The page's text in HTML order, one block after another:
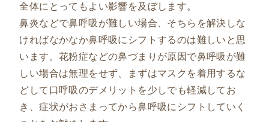
全体にとってもよい影響を及ぼします。
鼻炎などで鼻呼吸が難しい場合、そちらを解決しな
ければなかなか鼻呼吸にシフトするのは難しいと思
います。花粉症などの鼻づまりが原因で鼻呼吸が難
しい場合は無理をせず、まずはマスクを着用するな
どして口呼吸のデメリットを少しでも軽減してお
き、症状がおさまってから鼻呼吸にシフトしていく